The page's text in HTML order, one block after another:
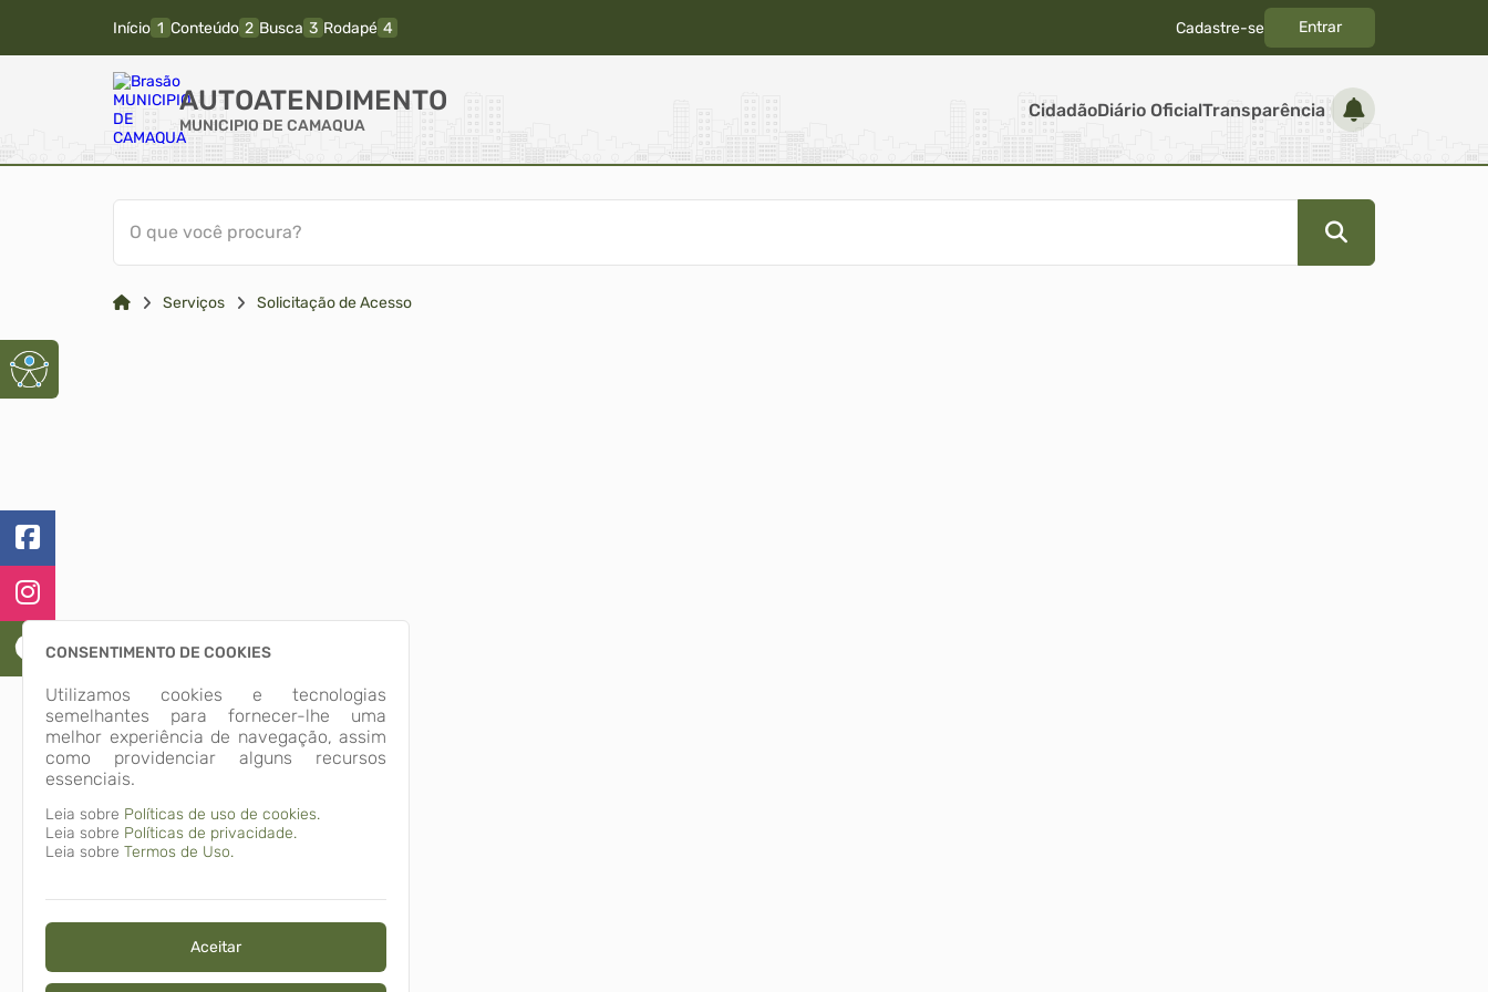
Início Conteúdo Busca Rodapé Cadastre-se Entrar
AUTOATENDIMENTO
MUNICIPIO DE CAMAQUA
CidadãoDiário OficialTransparência
O que você procura?
Serviços Solicitação de Acesso
CONSENTIMENTO DE COOKIES
Utilizamos cookies e tecnologias
semelhantes para fornecer-lhe uma
melhor experiência de navegação, assim
como providenciar alguns recursos
essenciais.
Leia sobre Políticas de uso de cookies.
Leia sobre Políticas de privacidade.
Leia sobre Termos de Uso.
Aceitar